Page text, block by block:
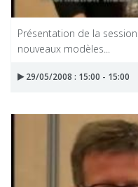
Présentation de la
nouveaux modèles...
29/05/2008 : 15:00 - 15:00